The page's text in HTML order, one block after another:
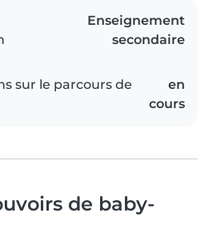
Enseignement
secondaire
sur le parcours de
en
cours
de baby-